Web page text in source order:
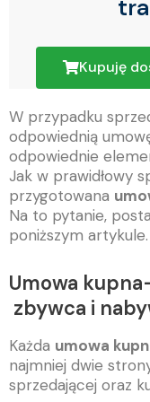
Kupuję
W przypadku
odpowiednią
odpowiednie
Jak w prawidłowy
przygotowana
Na to pytanie,
poniższym artykule.
Umowa
zbywca i
Każda umowa
najmniej dwie
sprzedającej oraz